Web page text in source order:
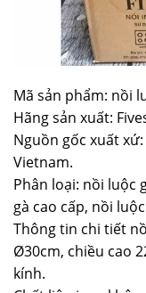
Mã sản phẩm: nồi
Hãng sản xuất:
Nguồn gốc xuất
Vietnam.
Phân loại: nồi luộc
gà cao cấp, nồi
Thông tin chi tiết
Ø30cm, chiều cao
kính.